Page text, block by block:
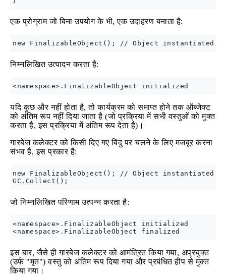
एक प्रोग्राम जो बिना उपयोग के भी, एक उदाहरण बनाता है:
निम्नलिखित उत्पादन करता है:
यदि कुछ और नहीं होता है, तो कार्यक्रम को समाप्त होने तक ऑब्जेक्ट
को अंतिम रूप नहीं दिया जाता है (जो प्रक्रिया में सभी वस्तुओं को मुक्त
करता है, इस प्रक्रिया में अंतिम रूप देता है)।
गारबेज कलेक्टर को किसी दिए गए बिंदु पर चलने के लिए मजबूर करना
संभव है, इस प्रकार है:
new FinalizableObject(); // Object instantiated,
जो निम्नलिखित परिणाम उत्पन्न करता है:
<namespace>.FinalizableObject initialized
इस बार, जैसे ही गारबेज कलेक्टर को आमंत्रित किया गया, अप्रयुक्त
(उर्फ "मृत") वस्तु को अंतिम रूप दिया गया और प्रबंधित हीप से मुक्त
किया गया।